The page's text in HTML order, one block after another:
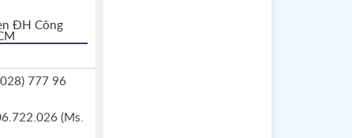
ĐH Công
777 96
(Ms.